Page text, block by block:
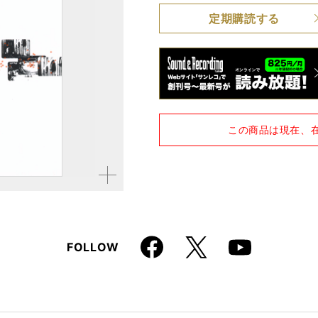
拡大す
雑誌
仕様 A4変形判 / 336ページ /
定期購読する
この商品は現在、
FOLLOWFaceboo
k
X Youtube